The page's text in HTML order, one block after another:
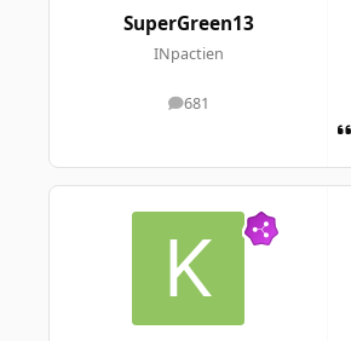
SuperGreen13
INpactien
681
messages